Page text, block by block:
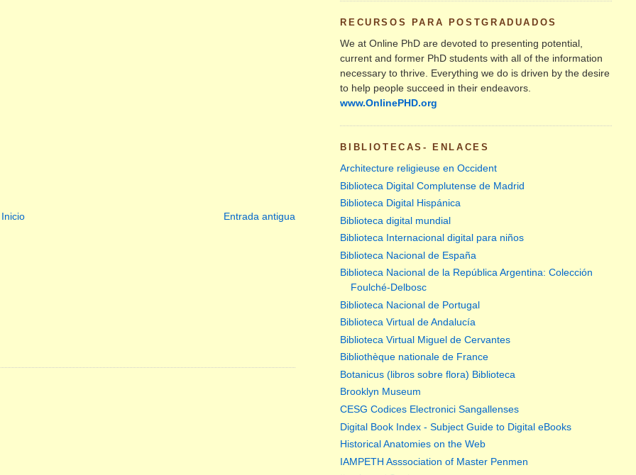
Entrada antigua
Inicio
RECURSOS PARA POSTGRADUADOS
We at Online PhD are devoted to presenting potential,
current and former PhD students with all of the information
necessary to thrive. Everything we do is driven by the desire
to help people succeed in their endeavors.
www.OnlinePHD.org
BIBLIOTECAS- ENLACES
Architecture religieuse en Occident
Biblioteca Digital Complutense de Madrid
Biblioteca Digital Hispánica
Biblioteca digital mundial
Biblioteca Internacional digital para niños
Biblioteca Nacional de España
Biblioteca Nacional de la República Argentina: Colección
Foulché-Delbosc
Biblioteca Nacional de Portugal
Biblioteca Virtual de Andalucía
Biblioteca Virtual Miguel de Cervantes
Bibliothèque nationale de France
Botanicus (libros sobre flora) Biblioteca
Brooklyn Museum
CESG Codices Electronici Sangallenses
Digital Book Index - Subject Guide to Digital eBooks
Historical Anatomies on the Web
IAMPETH Asssociation of Master Penmen